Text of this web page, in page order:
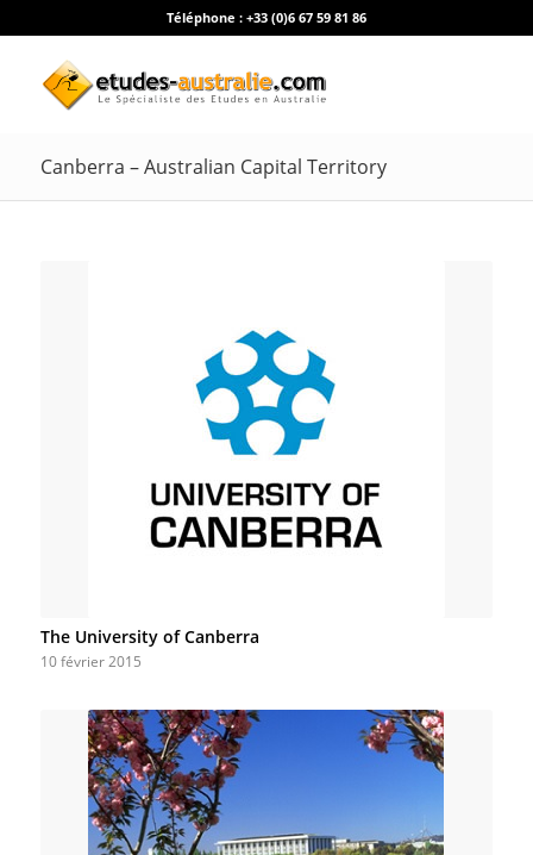
Téléphone : +33 (0)6 67 59 81 86
Canberra – Australian Capital Territory
The University of Canberra
10 février 2015